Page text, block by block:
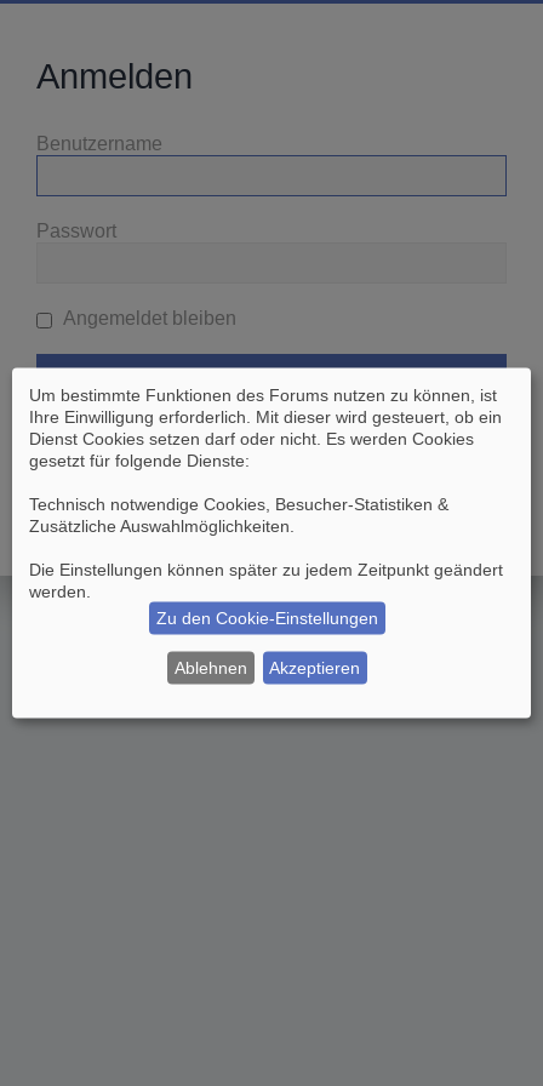
Anmelden
Benutzername
Passwort
Angemeldet bleiben
Ich habe mein Passwort vergessen
Zurück zur vorherigen Seite
Um bestimmte Funktionen des Forums nutzen zu können, ist
Ihre Einwilligung erforderlich. Mit dieser wird gesteuert, ob ein
Dienst Cookies setzen darf oder nicht. Es werden Cookies
gesetzt für folgende Dienste:
Technisch notwendige Cookies, Besucher-Statistiken &
Zusätzliche Auswahlmöglichkeiten
Die Einstellungen können später zu jedem Zeitpunkt geändert
werden.
Zu den Cookie-Einstellungen
Ablehnen Akzeptieren